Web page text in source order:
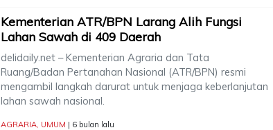
Kementerian ATR/BPN Larang Alih Fungsi
Lahan Sawah di 409 Daerah
delidaily.net – Kementerian Agraria dan Tata
Ruang/Badan Pertanahan Nasional (ATR/BPN) resmi
mengambil langkah darurat untuk menjaga keberlanjutan
lahan sawah nasional.
AGRARIA UMUM | 6 bulan lalu